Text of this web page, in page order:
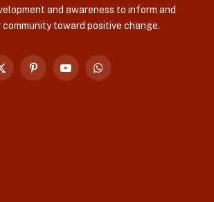
and awareness to inform and
community toward positive change.
X
PinterestYouTubeWhatsApp